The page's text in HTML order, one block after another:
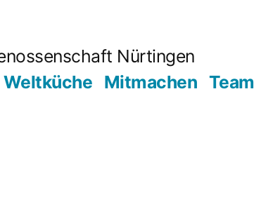
Nürtingen
Weltküche Mitmachen Team